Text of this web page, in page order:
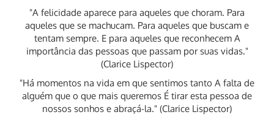
"A felicidade aparece para aqueles que choram. Para
aqueles que se machucam. Para aqueles que buscam e
tentam sempre. E para aqueles que reconhecem A
importância das pessoas que passam por suas vidas."
(Clarice Lispector)
"Há momentos na vida em que sentimos tanto A falta de
alguém que o que mais queremos É tirar esta pessoa de
nossos sonhos e abraçá-la." (Clarice Lispector)